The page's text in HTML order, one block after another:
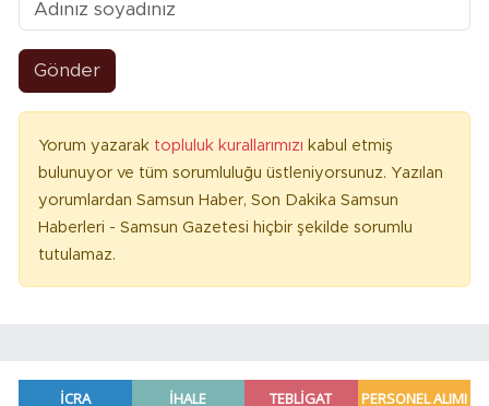
Gönder
Yorum yazarak topluluk kurallarımızı kabul etmiş
bulunuyor ve tüm sorumluluğu üstleniyorsunuz. Yazılan
yorumlardan Samsun Haber, Son Dakika Samsun
Haberleri - Samsun Gazetesi hiçbir şekilde sorumlu
tutulamaz.